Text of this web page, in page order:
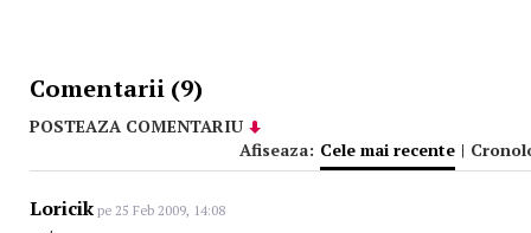
Comentarii (9)
POSTEAZA COMENTARIU
Afiseaza: Cele mai recente |
Loricik pe 25 Feb 2009, 14:08